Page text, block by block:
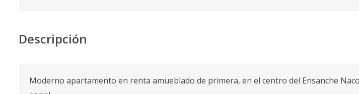
Descripción
Moderno apartamento en renta amueblado de primera, en el centro del Ensanche